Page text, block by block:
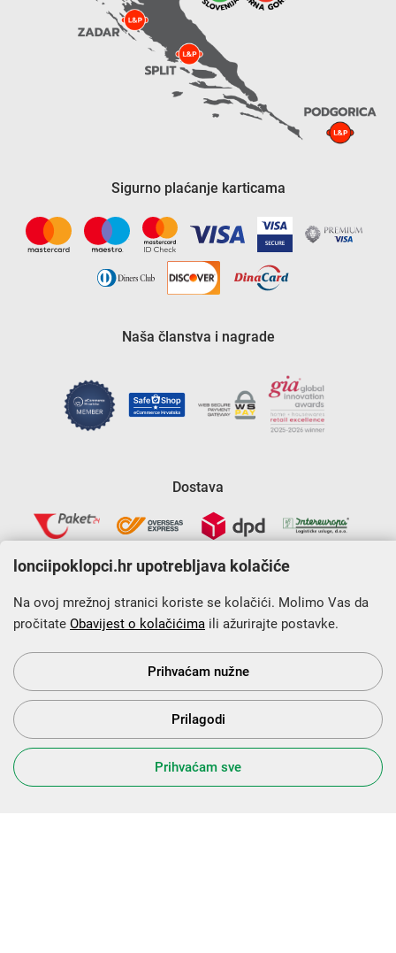
Sigurno plaćanje karticama
Naša članstva i nagrade
Dostava
Krajnji primatelj financijskog instrumenta sufinanciranog iz
Europskog fonda za regionalni razvoj u sklopu Operativnog
programa „Konkurentnost i kohezija”.
s Vama od 2014. godine!
lonciipoklopci.hr upotrebljava kolačiće
Na ovoj mrežnoj stranici koriste se kolačići. Molimo Vas da
pročitate Obavijest o kolačićima ili ažurirajte postavke.
Prihvaćam nužne
Prilagodi
Prihvaćam sve